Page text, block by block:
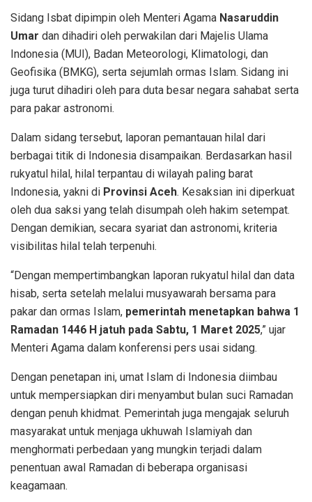
Sidang Isbat dipimpin oleh Menteri Agama Nasaruddin
Umar dan dihadiri oleh perwakilan dari Majelis Ulama
Indonesia (MUI), Badan Meteorologi, Klimatologi, dan
Geofisika (BMKG), serta sejumlah ormas Islam. Sidang ini
juga turut dihadiri oleh para duta besar negara sahabat serta
para pakar astronomi.
Dalam sidang tersebut, laporan pemantauan hilal dari
berbagai titik di Indonesia disampaikan. Berdasarkan hasil
rukyatul hilal, hilal terpantau di wilayah paling barat
Indonesia, yakni di Provinsi Aceh. Kesaksian ini diperkuat
oleh dua saksi yang telah disumpah oleh hakim setempat.
Dengan demikian, secara syariat dan astronomi, kriteria
visibilitas hilal telah terpenuhi.
“Dengan mempertimbangkan laporan rukyatul hilal dan data
hisab, serta setelah melalui musyawarah bersama para
pakar dan ormas Islam, pemerintah menetapkan bahwa 1
Ramadan 1446 H jatuh pada Sabtu, 1 Maret 2025,” ujar
Menteri Agama dalam konferensi pers usai sidang.
Dengan penetapan ini, umat Islam di Indonesia diimbau
untuk mempersiapkan diri menyambut bulan suci Ramadan
dengan penuh khidmat. Pemerintah juga mengajak seluruh
masyarakat untuk menjaga ukhuwah Islamiyah dan
menghormati perbedaan yang mungkin terjadi dalam
penentuan awal Ramadan di beberapa organisasi
keagamaan.